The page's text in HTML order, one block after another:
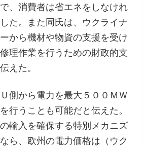
、消費者は省エネをしなけれ
た。また同氏は、ウクライナ
から機材や物資の支援を受け
理作業を行うための財政的支
えた。
側から電力を最大５００ＭＷ
行うことも可能だと伝えた。
輸入を確保する特別メカニズ
ら、欧州の電力価格は（ウク